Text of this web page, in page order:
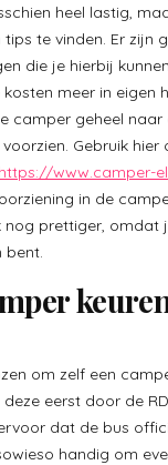
heel lastig,
te vinden. Er zijn
die je hierbij
meer in eigen
camper geheel naar
Gebruik
https://www.camper-
in de
nog prettiger, omdat
bent.
om zelf een
eerst door de
dat de bus
handig om